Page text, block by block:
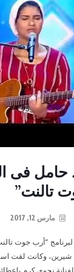
حامل فى
تالنت”
مارس 12, 2017
“أرب جوت